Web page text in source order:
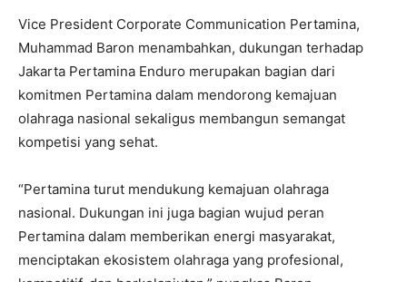
Vice President Corporate Communication Pertamina,
Muhammad Baron menambahkan, dukungan terhadap
Jakarta Pertamina Enduro merupakan bagian dari
komitmen Pertamina dalam mendorong kemajuan
olahraga nasional sekaligus membangun semangat
kompetisi yang sehat.
“Pertamina turut mendukung kemajuan olahraga
nasional. Dukungan ini juga bagian wujud peran
Pertamina dalam memberikan energi masyarakat,
menciptakan ekosistem olahraga yang profesional,